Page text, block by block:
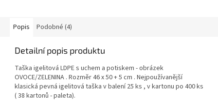
Popis Podobné (4)
Detailní popis produktu
Taška igelitová LDPE s uchem a potiskem - obrázek
OVOCE/ZELENINA . Rozměr 46 x 50 + 5 cm . Nejpoužívanější
klasická pevná igelitová taška v balení 25 ks , v kartonu po 400 ks
( 38 kartonů - paleta).